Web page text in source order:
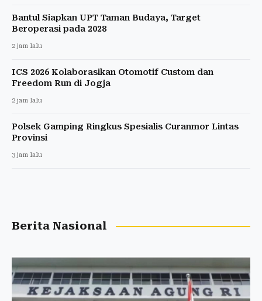
Bantul Siapkan UPT Taman Budaya, Target
Beroperasi pada 2028
2 jam lalu
ICS 2026 Kolaborasikan Otomotif Custom dan
Freedom Run di Jogja
2 jam lalu
Polsek Gamping Ringkus Spesialis Curanmor Lintas
Provinsi
3 jam lalu
Berita Nasional